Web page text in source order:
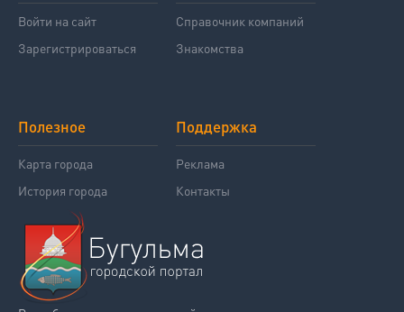
Войти на сайт
Зарегистрироваться
Справочник компаний
Знакомства
Полезное
Карта города
История города
Поддержка
Реклама
Контакты